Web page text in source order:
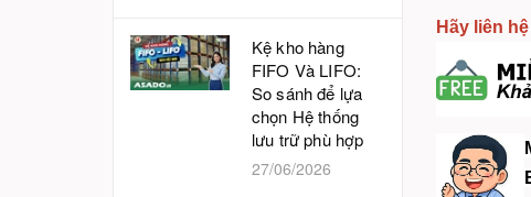
Hãy liên
Kệ kho hàng
FIFO Và LIFO:
So sánh để lựa
chọn Hệ thống
lưu trữ phù hợp
27/06/2026